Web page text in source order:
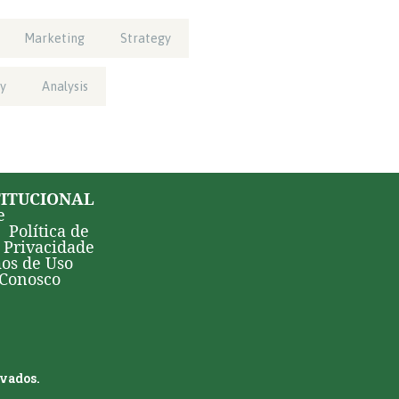
Marketing Strategy
Analysis
Política de
Privacidade
de Uso